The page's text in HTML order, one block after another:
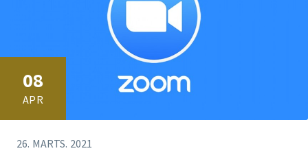
26. MARTS. 2021
08
APR